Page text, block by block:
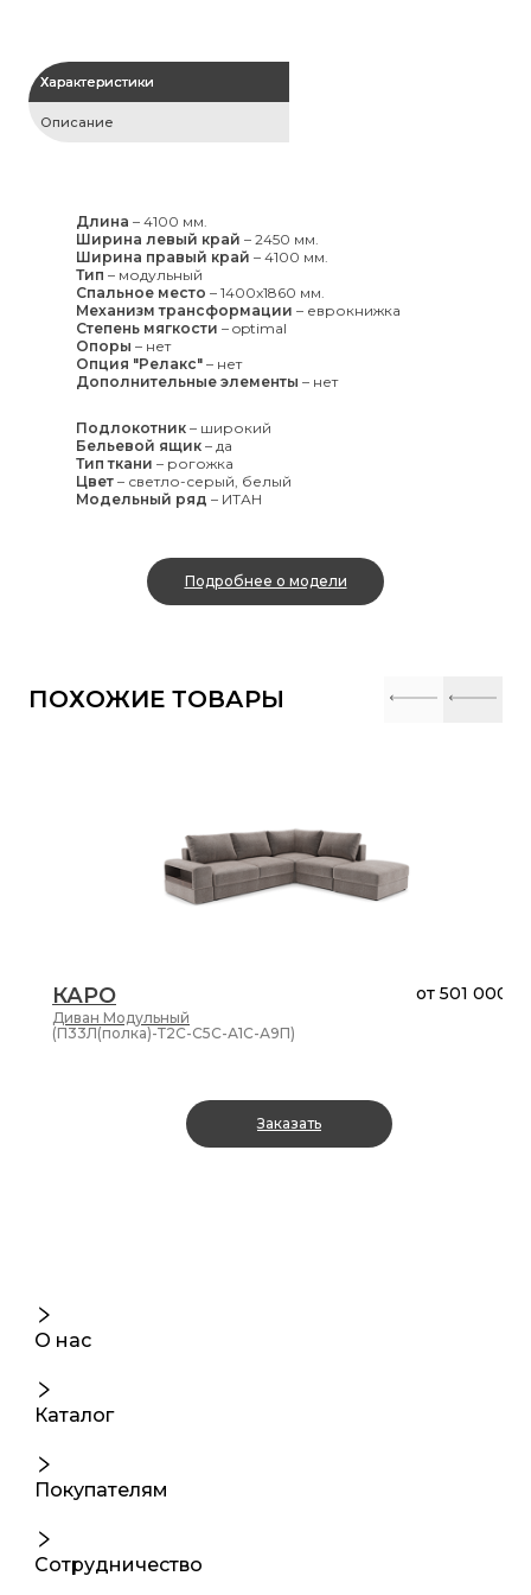
Характеристики
Описание
Длина – 4100 мм.
Ширина левый край – 2450 мм.
Ширина правый край – 4100 мм.
Тип – модульный
Спальное место – 1400x1860 мм.
Механизм трансформации – еврокнижка
Степень мягкости – optimal
Опоры – нет
Опция "Релакс" – нет
Дополнительные элементы – нет
Подлокотник – широкий
Бельевой ящик – да
Тип ткани – рогожка
Цвет – светло-серый, белый
Модельный ряд – ИТАН
Подробнее о модели
ПОХОЖИЕ ТОВАРЫ
КАРО
Диван Модульный
от 501 000 ₽
(П33Л(полка)-Т2С-С5С-А1С-А9П)
Заказать
О нас
Каталог
Покупателям
Сотрудничество